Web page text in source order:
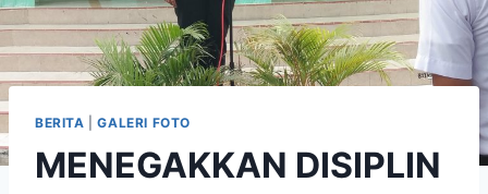
BERITA |GALERI FOTO
MENEGAKKAN DISIPLIN